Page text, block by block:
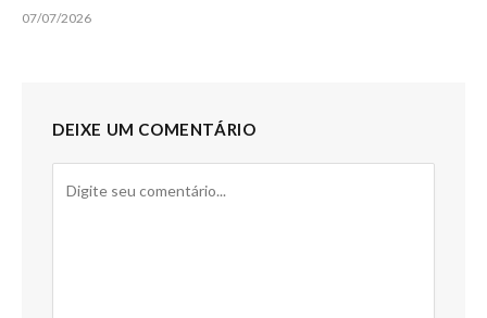
07/07/2026
DEIXE UM COMENTÁRIO